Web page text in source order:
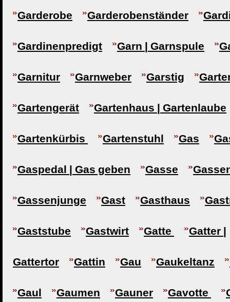
Garderobe Garderobenständer
Gardinenpredigt Garn | Garnspule
Garnitur Garnweber Garstig
Gartengerät Gartenhaus | Gartenlaube
Gartenkürbis Gartenstuhl Gas
Gaspedal | Gas geben Gasse
Gassenjunge Gast Gasthaus
Gaststube Gastwirt Gatte Gatter |
Gattertor Gattin Gau Gaukeltanz
Gaul Gaumen Gauner Gavotte